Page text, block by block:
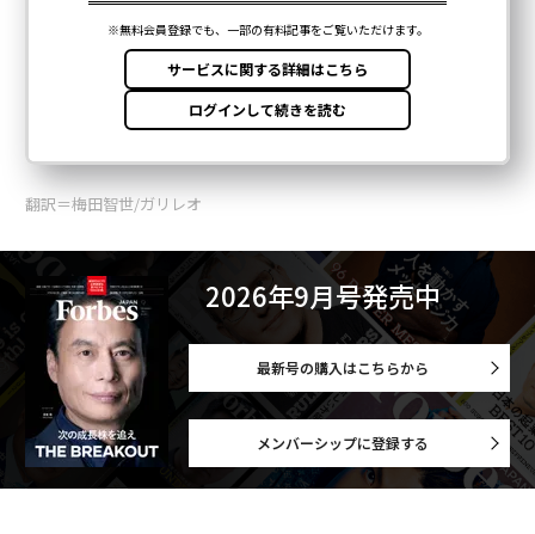
翻訳＝梅田智世/ガリレオ
2026年9月号発売中
最新号の購入はこちらから
メンバーシップに登録する